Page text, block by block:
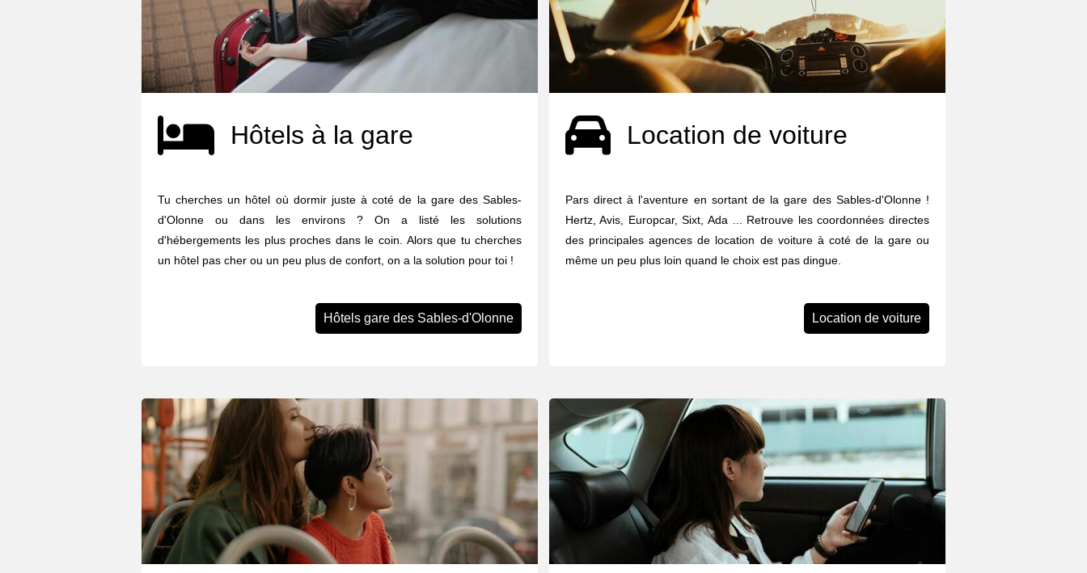
Hôtels à la gare
Tu cherches un hôtel où dormir juste à coté de la gare des Sables-
d'Olonne ou dans les environs ? On a listé les solutions
d'hébergements les plus proches dans le coin. Alors que tu cherches
un hôtel pas cher ou un peu plus de confort, on a la solution pour toi !
Hôtels gare des Sables-d'Olonne
Location de voiture
Pars direct à l'aventure en sortant de la gare des Sables-d'Olonne !
Hertz, Avis, Europcar, Sixt, Ada ... Retrouve les coordonnées directes
des principales agences de location de voiture à coté de la gare ou
même un peu plus loin quand le choix est pas dingue.
Location de voiture